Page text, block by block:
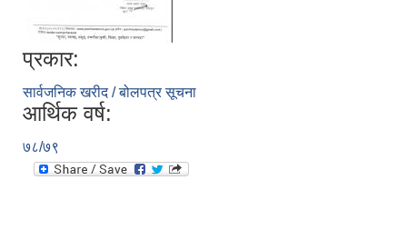
प्रकार:
सार्वजनिक खरीद / बोलपत्र सूचना
आर्थिक वर्ष:
७८/७९